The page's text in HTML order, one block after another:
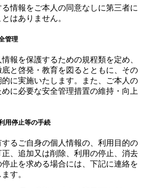
情報をご本人の同意なしに第三者に
はありません。
管理
報を保護するための規程類を定め、
と啓発・教育を図るとともに、その
に実施いたします。また、ご本人の
に必要な安全管理措置の維持・向上
用停止等の手続
るご自身の個人情報の、利用目的の
、追加又は削除、利用の停止、消去
止を求める場合には、下記に連絡を
す。